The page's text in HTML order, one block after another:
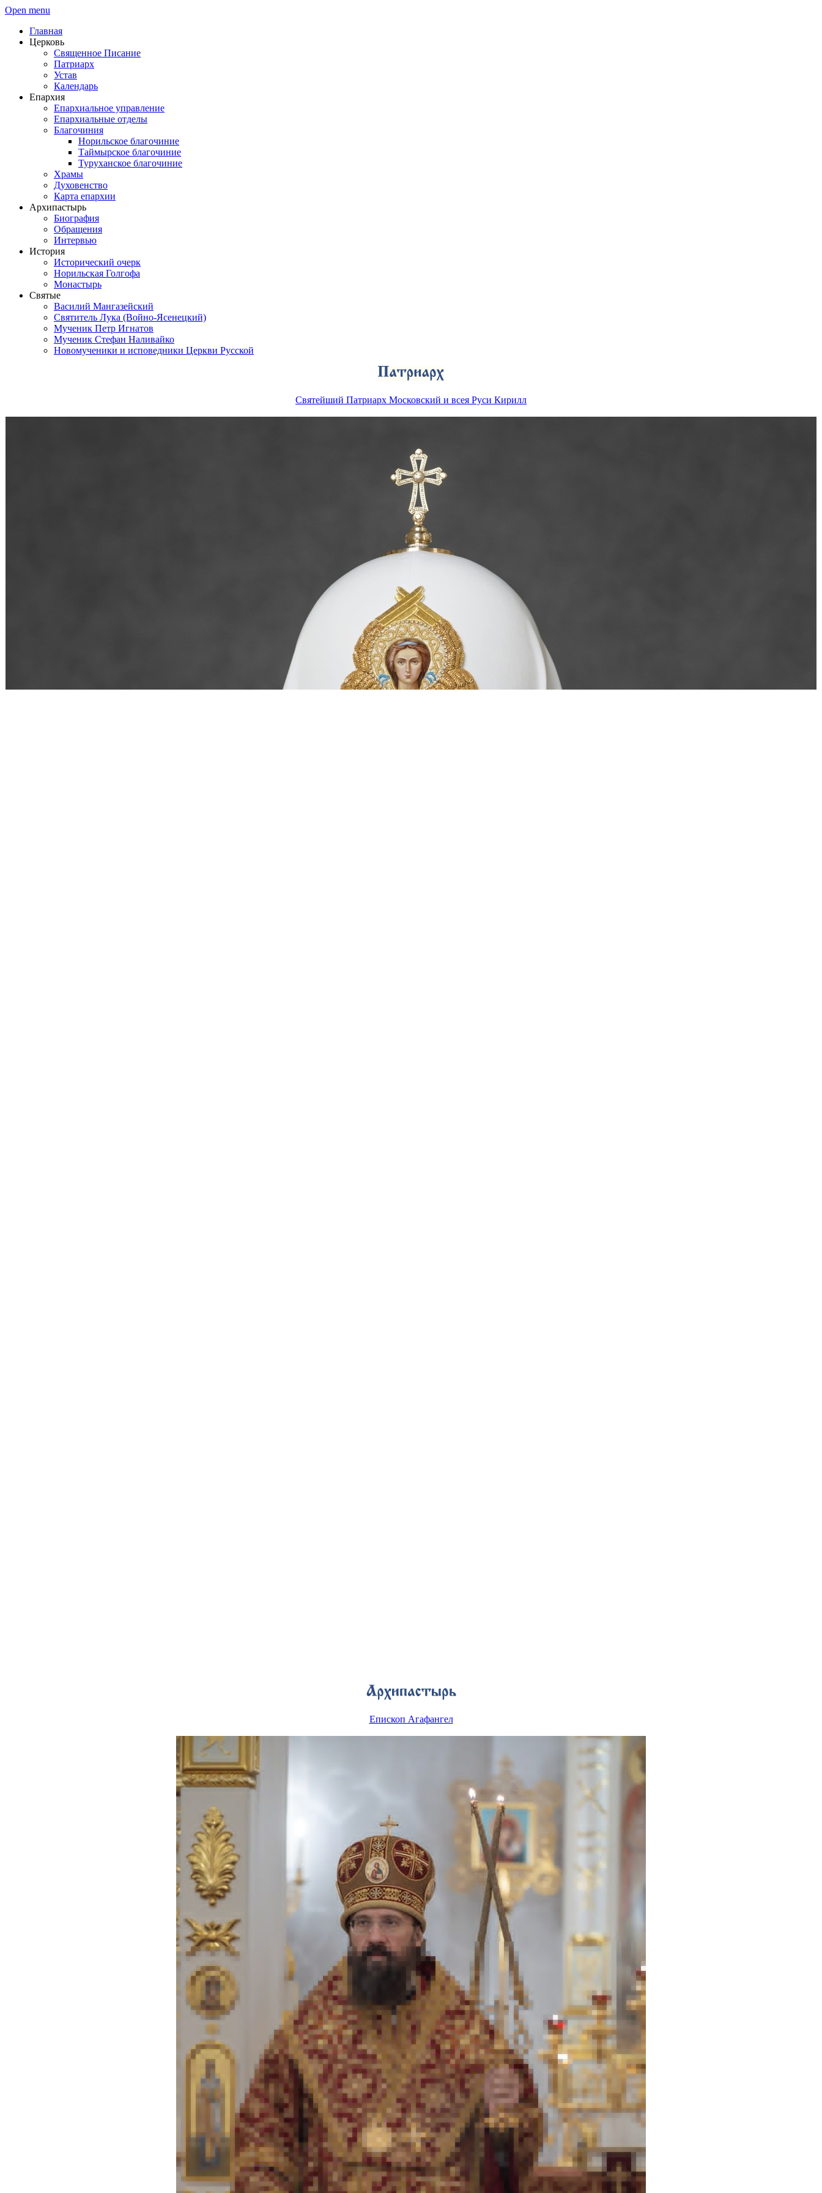
Open menu
Главная
Церковь
Священное Писание
Патриарх
Устав
Календарь
Епархия
Епархиальное управление
Епархиальные отделы
Благочиния
Норильское благочиние
Таймырское благочиние
Туруханское благочиние
Храмы
Духовенство
Карта епархии
Архипастырь
Биография
Обращения
Интервью
История
Исторический очерк
Норильская Голгофа
Монастырь
Святые
Василий Мангазейский
Святитель Лука (Войно-Ясенецкий)
Мученик Петр Игнатов
Мученик Стефан Наливайко
Новомученики и исповедники Церкви Русской
Святейший Патриарх Московский и всея Руси Кирилл
Епископ Агафангел